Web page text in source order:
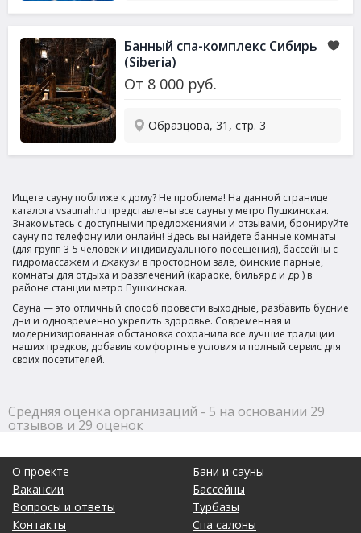
Банный спа-комплекс Сибирь
(Siberia)
От 8 000 руб.
Образцова, 31, стр. 3
Ищете сауну поближе к дому? Не проблема! На данной странице
каталога vsaunah.ru представлены все сауны у метро Пушкинская.
Знакомьтесь с доступными предложениями и отзывами, бронируйте
сауну по телефону или онлайн! Здесь вы найдете банные комнаты
(для групп 3-5 человек и индивидуального посещения), бассейны с
гидромассажем и джакузи в просторном зале, финские парные,
комнаты для отдыха и развлечений (караоке, бильярд и др.) в
районе станции метро Пушкинская.
Сауна — это отличный способ провести выходные, разбавить будние
дни и одновременно укрепить здоровье. Современная и
модернизированная обстановка сохранила все лучшие традиции
наших предков, добавив комфортные условия и полный сервис для
своих посетителей.
Средняя оценка организаций - 5 на основании 29
отзывов и 29 оценок
О проекте
Вакансии
Вопросы и ответы
Контакты
Бани и сауны
Бассейны
Турбазы
Спа салоны